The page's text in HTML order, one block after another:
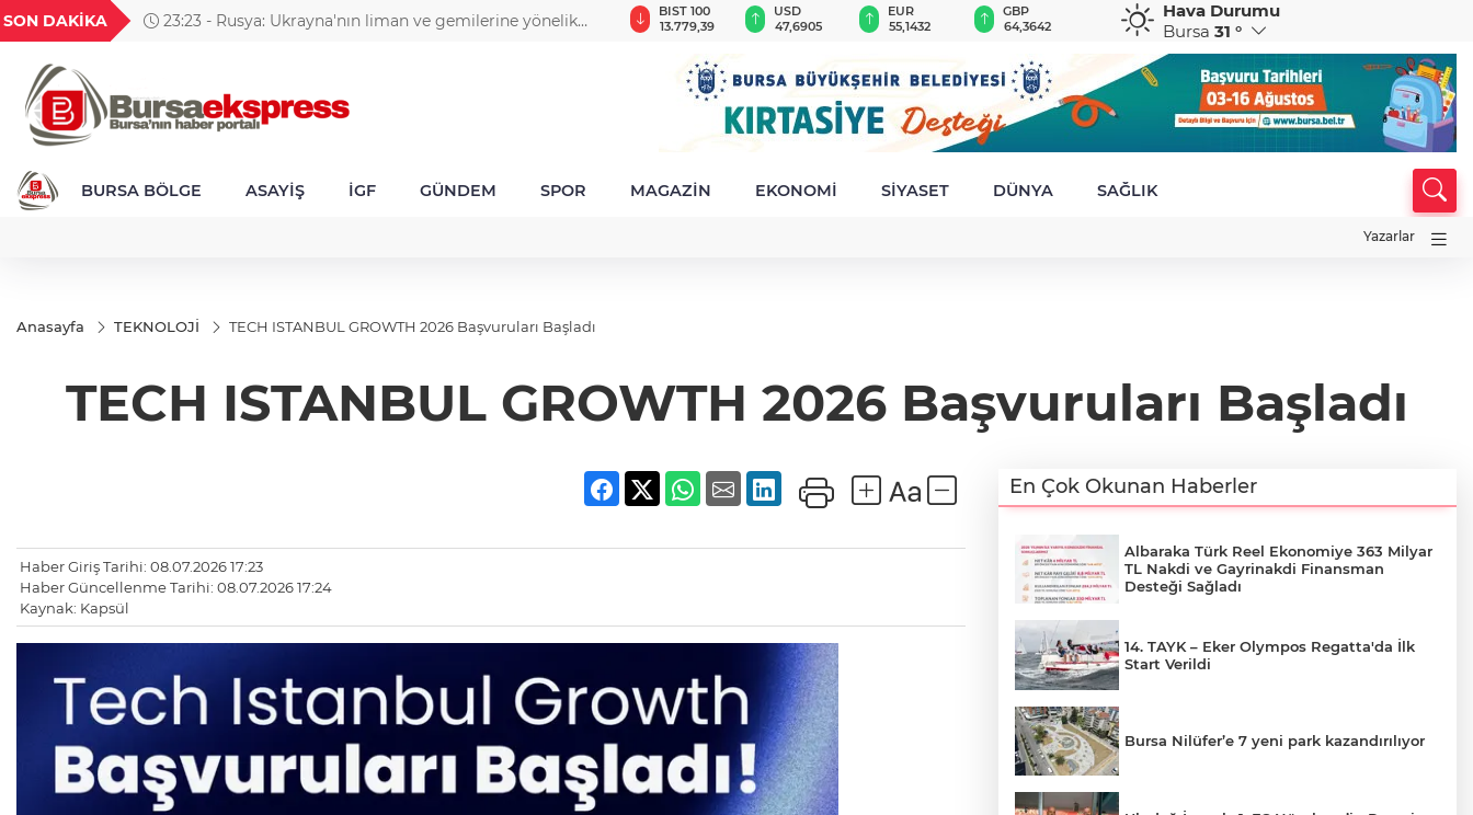
SON DAKİKA
23:23 - Rusya: Ukrayna'nın liman ve gemilerine yönelik
18,2722
TND
16,3829
BGN
27,9743
0,0018
GAU/TRY
6.652,83
BIST 100
13.779,39
USD
47,6905
EUR
55,1432
GBP
64,3642
CHF
58,9996
CAD
34,1909
Hava Durumu
Bursa 31 °
BURSA BÖLGE ASAYİŞ İGF GÜNDEM SPOR MAGAZİN EKONOMİ SİYASET DÜNYA SAĞLIK
Yazarlar
Anasayfa TEKNOLOJİ TECH ISTANBUL GROWTH 2026 Başvuruları Başladı
TECH ISTANBUL GROWTH 2026 Başvuruları Başladı
Haber Giriş Tarihi: 08.07.2026 17:23
Haber Güncellenme Tarihi: 08.07.2026 17:24
Kaynak: Kapsül
En Çok Okunan Haberler
Albaraka Türk Reel Ekonomiye 363 Milyar
TL Nakdi ve Gayrinakdi Finansman
Desteği Sağladı
14. TAYK – Eker Olympos Regatta'da İlk
Start Verildi
Bursa Nilüfer’e 7 yeni park kazandırılıyor